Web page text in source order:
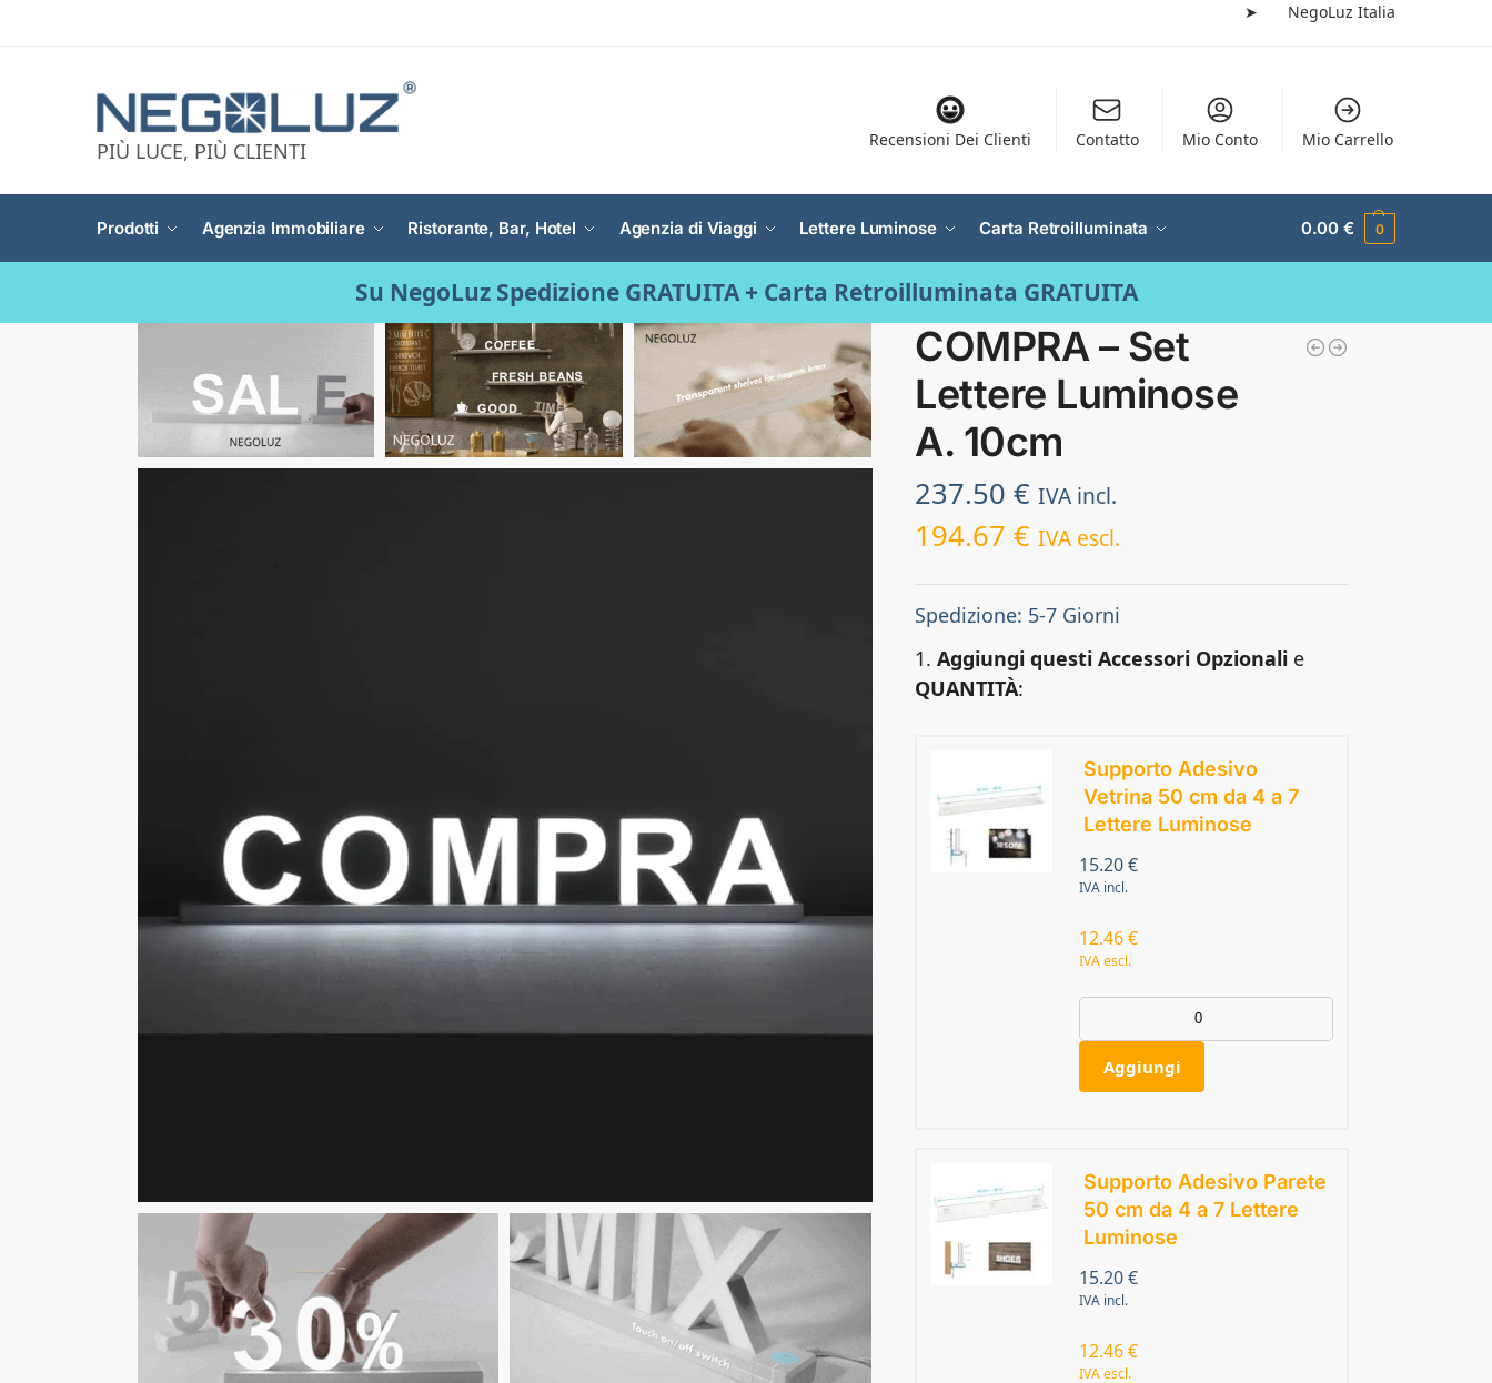
➤ NegoLuz Italia
PIÙ LUCE, PIÙ CLIENTI Recensioni Dei Clienti Contatto Mio Conto Mio Carrello
Prodotti Agenzia Immobiliare Ristorante, Bar, Hotel Agenzia di Viaggi Lettere Luminose Carta Retroilluminata 0.00€ 0
Su NegoLuz Spedizione GRATUITA + Carta Retroilluminata GRATUITA
COMPRA – Set
Lettere Luminose
A. 10cm
237.50€ IVA incl.
194.67€ IVA escl.
Spedizione: 5-7 Giorni
1.Aggiungi questi Accessori Opzionali e
QUANTITÀ:
Supporto Adesivo
Vetrina 50 cm da 4 a 7
Lettere Luminose
15.20€
IVA incl.
12.46€
IVA escl.
Aggiungi
Supporto Adesivo Parete
50 cm da 4 a 7 Lettere
Luminose
15.20€
IVA incl.
12.46€
IVA escl.